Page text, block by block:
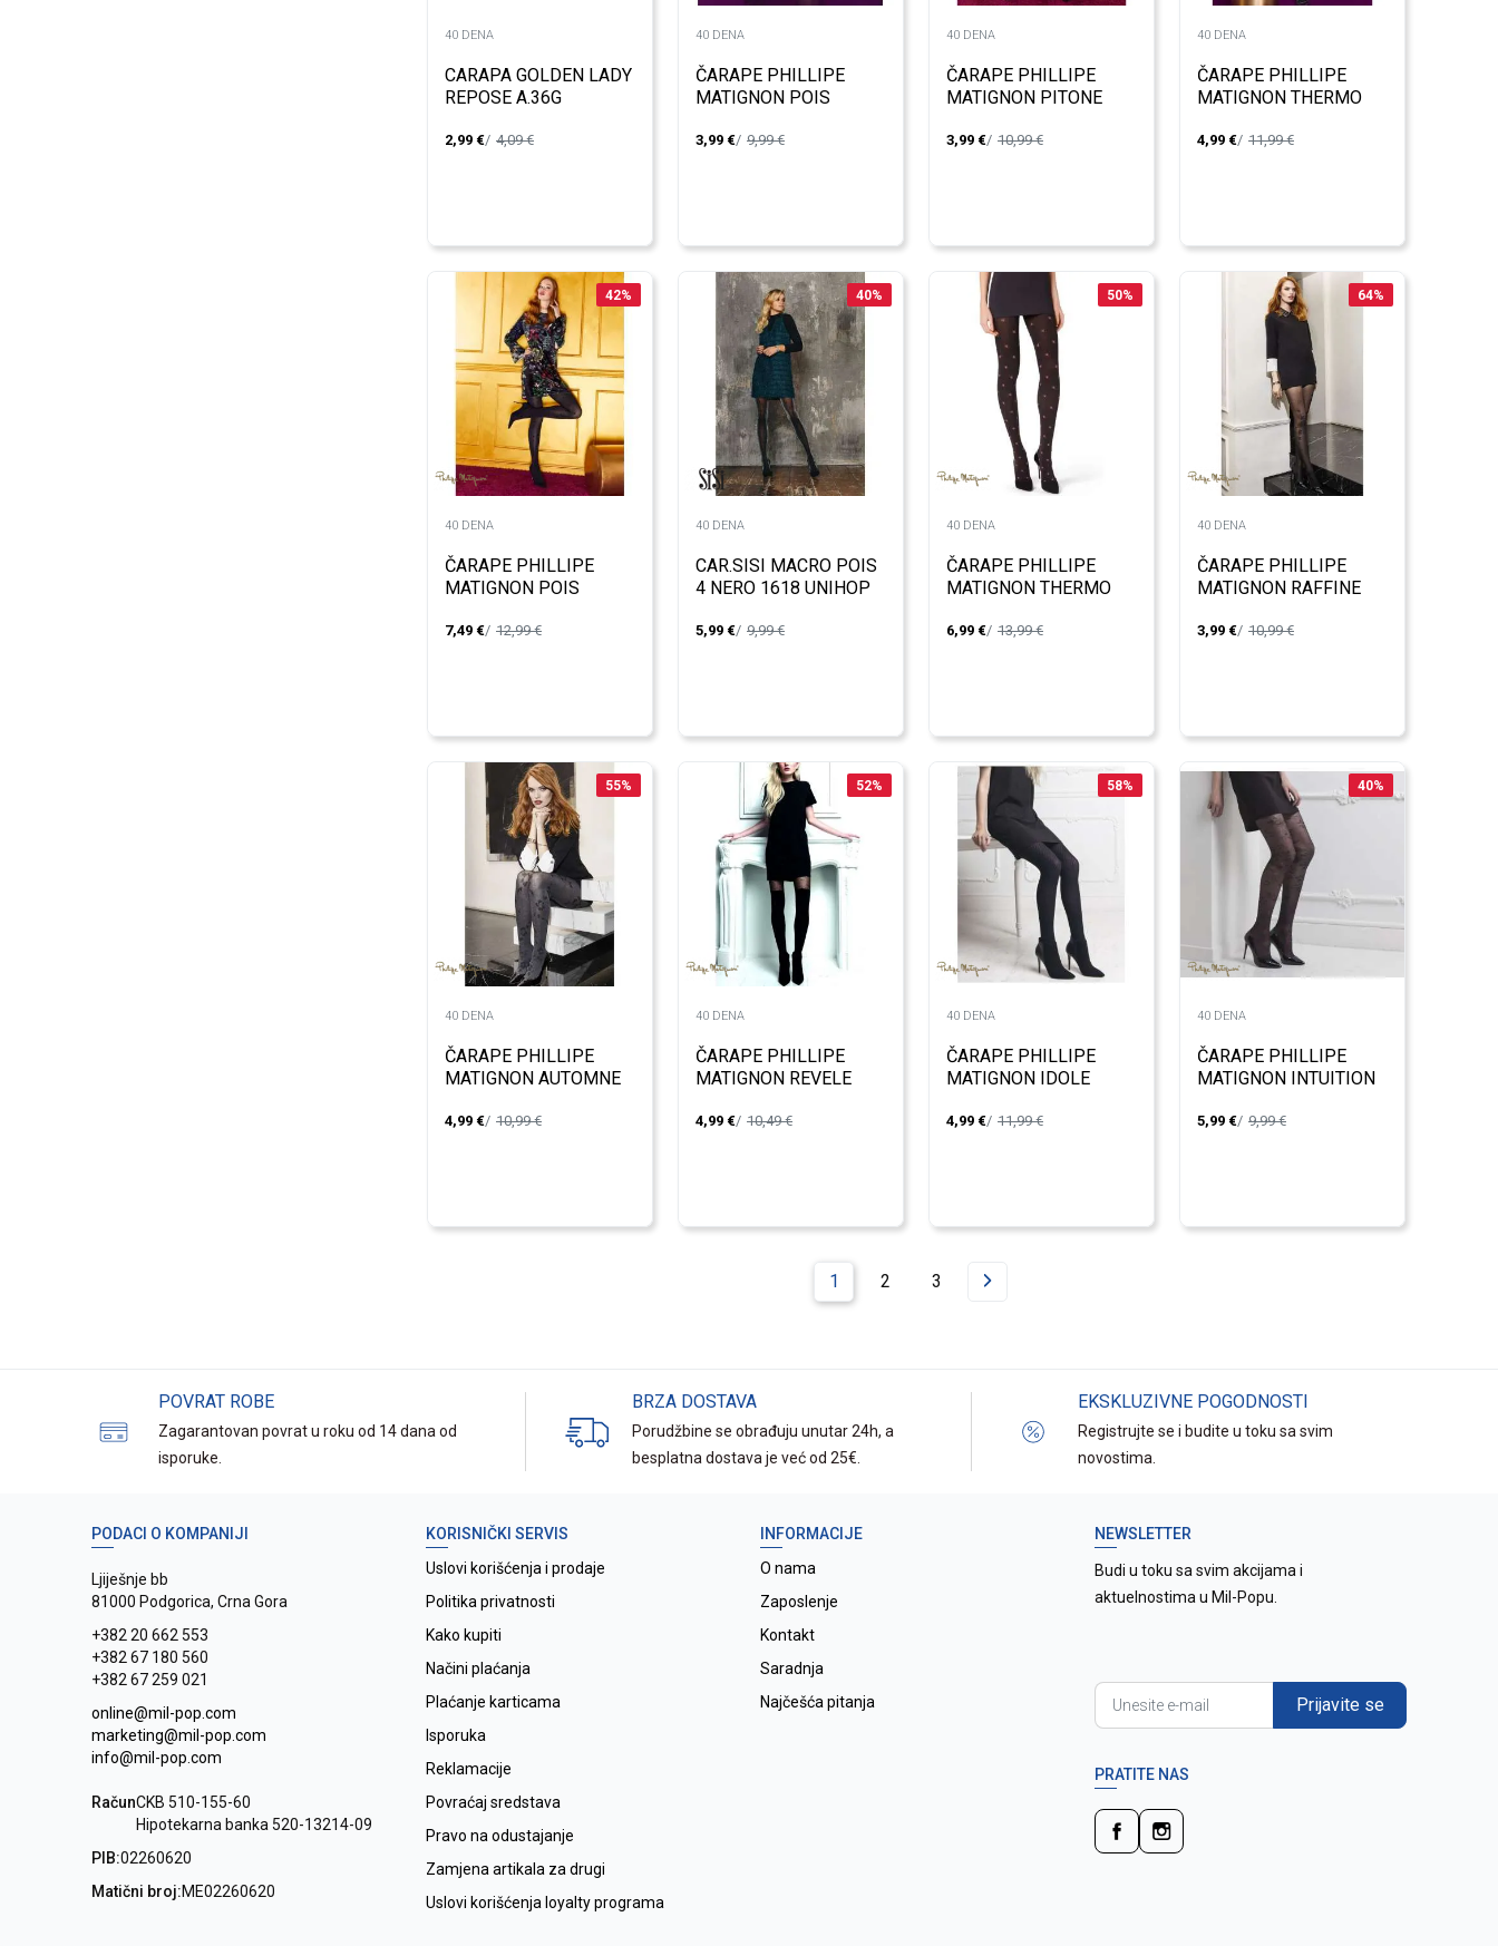
40 DENA
CARAPA GOLDEN LADY
REPOSE A.36G
2,99 € 4,09€
40 DENA
ČARAPE PHILLIPE
MATIGNON POIS
3,99 € 9,99€
40 DENA
ČARAPE PHILLIPE
MATIGNON PITONE
3,99 € 10,99€
40 DENA
ČARAPE PHILLIPE
MATIGNON THERMO
4,99 € 11,99€
42%
40 DENA
ČARAPE PHILLIPE
MATIGNON POIS
7,49 € 12,99€
40%
40 DENA
CAR.SISI MACRO POIS
4 NERO 1618 UNIHOP
5,99 € 9,99€
50%
40 DENA
ČARAPE PHILLIPE
MATIGNON THERMO
A.M115448
6,99 € 13,99€
64%
40 DENA
ČARAPE PHILLIPE
MATIGNON RAFFINE
3,99 € 10,99€
55%
40 DENA
ČARAPE PHILLIPE
MATIGNON AUTOMNE
4,99 € 10,99€
52%
40 DENA
ČARAPE PHILLIPE
MATIGNON REVELE
4,99 € 10,49€
58%
40 DENA
ČARAPE PHILLIPE
MATIGNON IDOLE
40DEN
4,99 € 11,99€
40%
40 DENA
ČARAPE PHILLIPE
MATIGNON INTUITION
40DEN
5,99 € 9,99€
1 2 3
POVRAT ROBE
Zagarantovan povrat u roku od 14 dana od
isporuke.
BRZA DOSTAVA
Porudžbine se obrađuju unutar 24h, a
besplatna dostava je već od 25€.
EKSKLUZIVNE POGODNOSTI
Registrujte se i budite u toku sa svim
novostima.
PODACI O KOMPANIJI
Ljiješnje bb
81000 Podgorica, Crna Gora
+382 20 662 553
+382 67 180 560
+382 67 259 021
online@mil-pop.com
marketing@mil-pop.com
info@mil-pop.com
RačunCKB 510-155-60
Hipotekarna banka 520-13214-09
PIB:02260620
Matični broj:ME02260620
KORISNIČKI SERVIS
Uslovi korišćenja i prodaje
Politika privatnosti
Kako kupiti
Načini plaćanja
Plaćanje karticama
Isporuka
Reklamacije
Povraćaj sredstava
Pravo na odustajanje
Zamjena artikala za drugi
Uslovi korišćenja loyalty programa
INFORMACIJE
O nama
Zaposlenje
Kontakt
Saradnja
Najčešća pitanja
NEWSLETTER
Budi u toku sa svim akcijama i
aktuelnostima u Mil-Popu.
Prijavite se
PRATITE NAS